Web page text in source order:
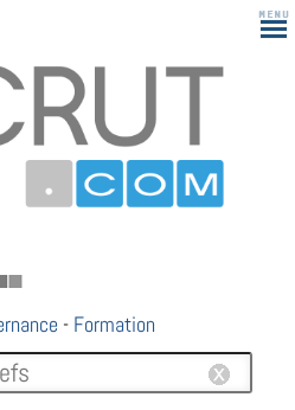
- Formation